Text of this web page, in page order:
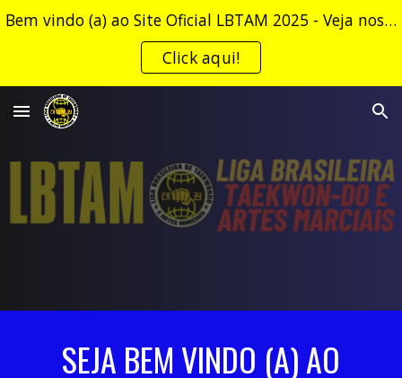
Skip to main content Skip to navigation
Bem vindo (a) ao Site Oficial LBTAM 2025 - Veja nossa NGA (Normas Gerais e Administrativas)!
Click aqui!
SEJA BEM VINDO (A) AO